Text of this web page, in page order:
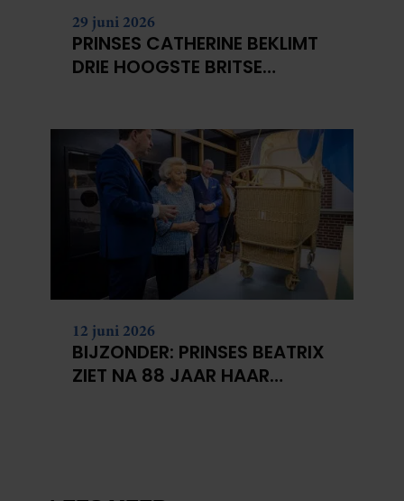
29 juni 2026
PRINSES CATHERINE BEKLIMT
DRIE HOOGSTE BRITSE
12 juni 2026
BIJZONDER: PRINSES BEATRIX
ZIET NA 88 JAAR HAAR